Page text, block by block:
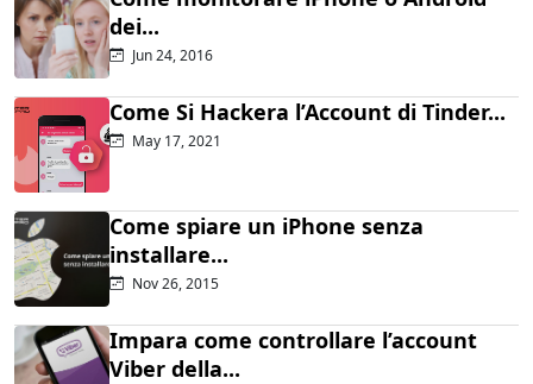
dei...
Jun 24, 2016
Come Si Hackera l’Account di Tinder...
May 17, 2021
Come spiare un iPhone senza
installare...
Nov 26, 2015
Impara come controllare l’account
Viber della...